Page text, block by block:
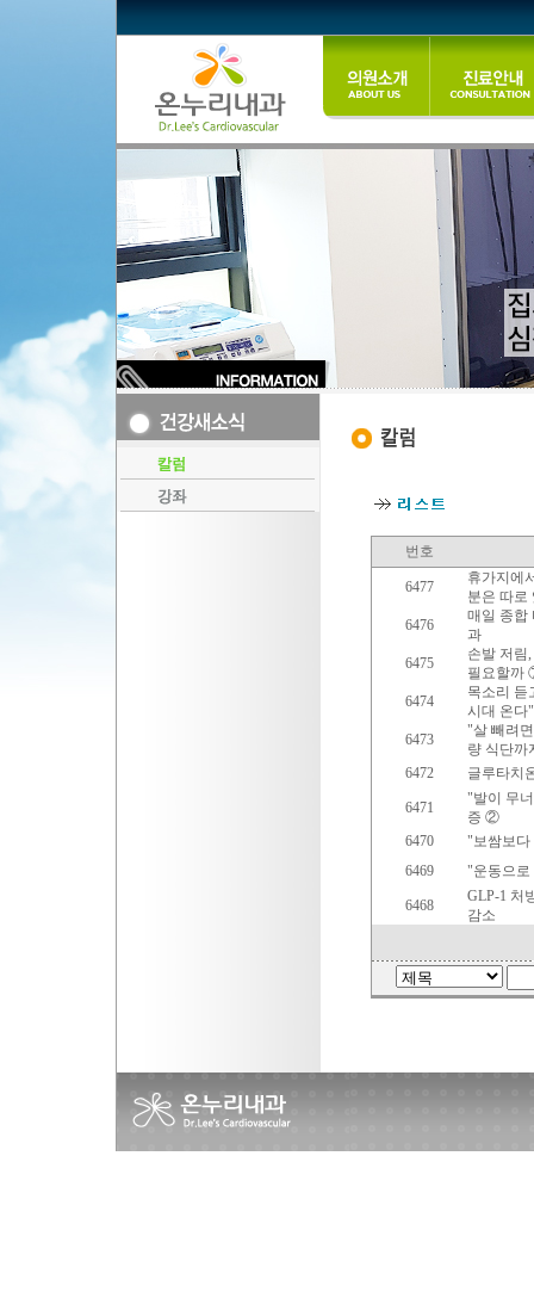
번호
6477
휴가지에
분은 따로
6476
매일 종합
과
6475
손발 저림
필요할까
6474
목소리 듣
시대 온다"
6473
"살 빼려
량 식단까
6472
글루타치
6471
"발이 무
증 ②
6470
"보쌈보다
6469
"운동으로
6468
GLP-1 처
감소